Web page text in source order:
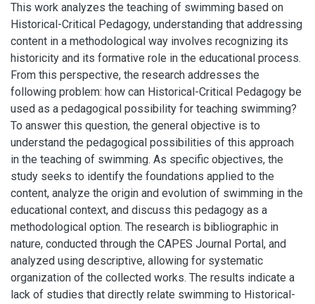
This work analyzes the teaching of swimming based on
Historical-Critical Pedagogy, understanding that addressing
content in a methodological way involves recognizing its
historicity and its formative role in the educational process.
From this perspective, the research addresses the
following problem: how can Historical-Critical Pedagogy be
used as a pedagogical possibility for teaching swimming?
To answer this question, the general objective is to
understand the pedagogical possibilities of this approach
in the teaching of swimming. As specific objectives, the
study seeks to identify the foundations applied to the
content, analyze the origin and evolution of swimming in the
educational context, and discuss this pedagogy as a
methodological option. The research is bibliographic in
nature, conducted through the CAPES Journal Portal, and
analyzed using descriptive, allowing for systematic
organization of the collected works. The results indicate a
lack of studies that directly relate swimming to Historical-